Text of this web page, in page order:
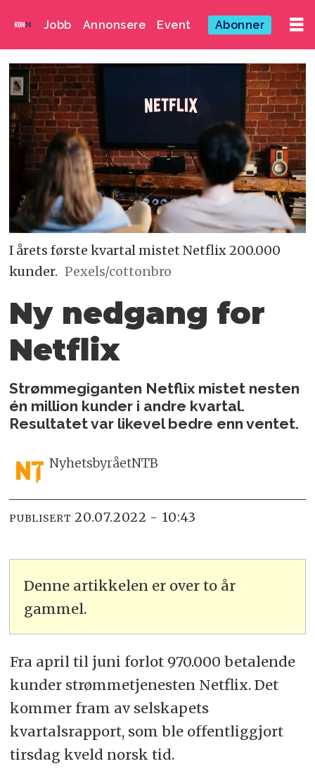
Jobb Annonsere Event Abonner
I årets første kvartal mistet Netflix 200.000
kunder. Pexels/cottonbro
Ny nedgang for
Netflix
Strømmegiganten Netflix mistet nesten
én million kunder i andre kvartal.
Resultatet var likevel bedre enn ventet.
NyhetsbyråetNTB
PUBLISERT 20.07.2022 - 10:43
Denne artikkelen er over to år
gammel.
Fra april til juni forlot 970.000 betalende
kunder strømmetjenesten Netflix. Det
kommer fram av selskapets
kvartalsrapport, som ble offentliggjort
tirsdag kveld norsk tid.